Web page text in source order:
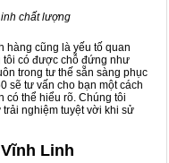
chất lượng
hàng cũng là yếu tố quan
tôi có được chỗ đứng như
trong tư thế sẵn sàng phục
sẽ tư vấn cho bạn một cách
có thể hiểu rõ. Chúng tôi
nghiệm tuyệt vời khi sử
Linh